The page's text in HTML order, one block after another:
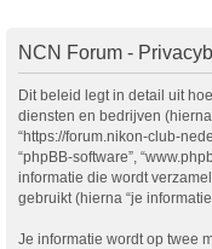
NCN Forum -
Dit beleid legt in detail uit
diensten en bedrijven (hierna
“https://forum.nikon-club-
“phpBB-software”,
informatie die wordt
gebruikt (hierna “je
Je informatie wordt op twee